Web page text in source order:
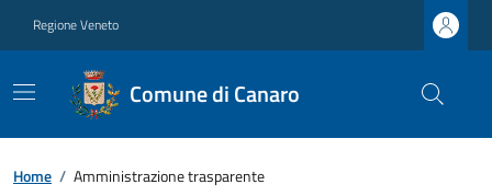
Regione Veneto
Comune di Canaro
Home / Amministrazione trasparente